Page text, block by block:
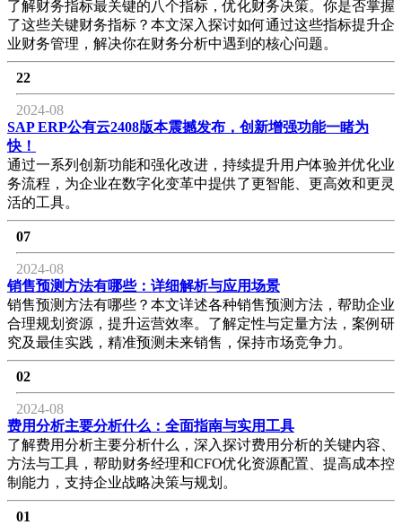
了解财务指标最关键的八个指标，优化财务决策。你是否掌握
了这些关键财务指标？本文深入探讨如何通过这些指标提升企
业财务管理，解决你在财务分析中遇到的核心问题。
22
2024-08
SAP ERP公有云2408版本震撼发布，创新增强功能一睹为
快！
通过一系列创新功能和强化改进，持续提升用户体验并优化业
务流程，为企业在数字化变革中提供了更智能、更高效和更灵
活的工具。
07
2024-08
销售预测方法有哪些：详细解析与应用场景
销售预测方法有哪些？本文详述各种销售预测方法，帮助企业
合理规划资源，提升运营效率。了解定性与定量方法，案例研
究及最佳实践，精准预测未来销售，保持市场竞争力。
02
2024-08
费用分析主要分析什么：全面指南与实用工具
了解费用分析主要分析什么，深入探讨费用分析的关键内容、
方法与工具，帮助财务经理和CFO优化资源配置、提高成本控
制能力，支持企业战略决策与规划。
01